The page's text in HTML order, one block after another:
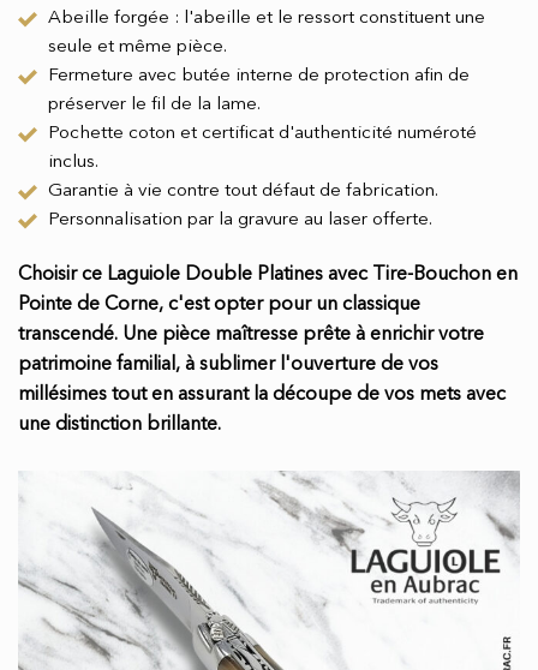
Abeille forgée : l'abeille et le ressort constituent une
seule et même pièce.
Fermeture avec butée interne de protection afin de
préserver le fil de la lame.
Pochette coton et certificat d'authenticité numéroté
inclus.
Garantie à vie contre tout défaut de fabrication.
Personnalisation par la gravure au laser offerte.
Choisir ce Laguiole Double Platines avec Tire-Bouchon en
Pointe de Corne, c'est opter pour un classique
transcendé. Une pièce maîtresse prête à enrichir votre
patrimoine familial, à sublimer l'ouverture de vos
millésimes tout en assurant la découpe de vos mets avec
une distinction brillante.